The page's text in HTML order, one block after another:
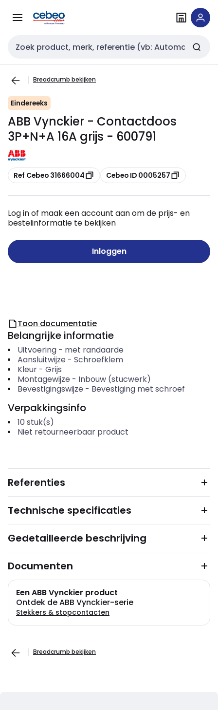
naar
naar
Zoekveld invoer
Breadcrumb bekijken
Eindereeks
ABB Vynckier - Contactdoos
3P+N+A 16A grijs - 600791
Kopiëren
Ref Cebeo 31666004 Kopiëren
Cebeo ID 0005257
Log in of maak een account aan om de prijs- en
bestelinformatie te bekijken
Inloggen
Toon documentatie
Belangrijke informatie
Uitvoering- met randaarde
Aansluitwijze - Schroefklem
Kleur- Grijs
Montagewijze - Inbouw (stucwerk)
Bevestigingswijze - Bevestiging met schroef
Verpakkingsinfo
10 stuk(s)
Niet retourneerbaar product
Referenties
Technische specificaties
Gedetailleerde beschrijving
Documenten
Een ABB Vynckier product
Ontdek de ABB Vynckier-serie
Stekkers & stopcontacten
Breadcrumb bekijken